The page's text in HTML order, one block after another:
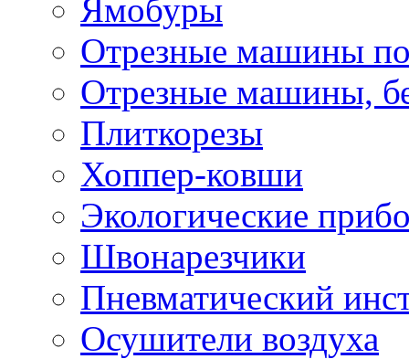
Ямобуры
Отрезные машины
Отрезные машины,
Плиткорезы
Хоппер-ковши
Экологические
Швонарезчики
Пневматический
Осушители воздуха